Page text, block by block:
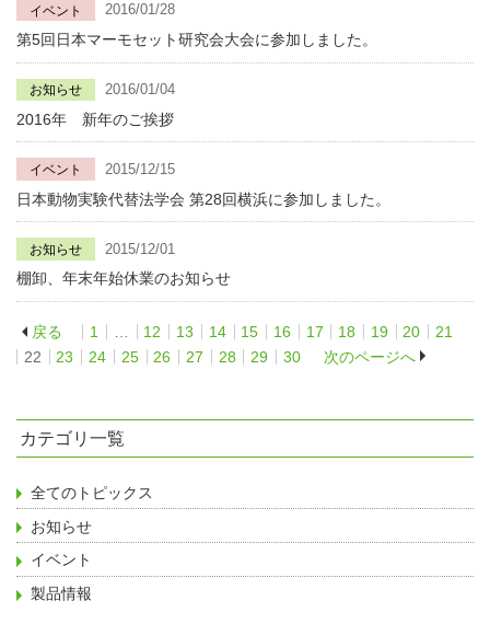
イベント 2016/01/28
第5回日本マーモセット研究会大会に参加しました。
お知らせ 2016/01/04
2016年 新年のご挨拶
イベント 2015/12/15
日本動物実験代替法学会 第28回横浜に参加しました。
お知らせ 2015/12/01
棚卸、年末年始休業のお知らせ
投
ー
ジ
り
戻る 1 12 13 14 15 16 17 18 19 20
21
22
23 24 25 26 27 28 29 30 次のページへ
カテゴリ一覧
全てのトピックス
お知らせ
イベント
製品情報